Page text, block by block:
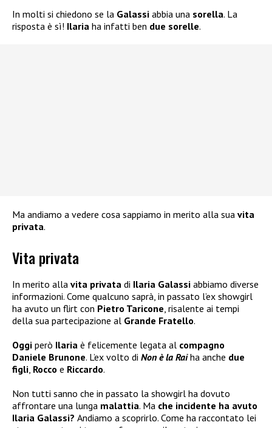
In molti si chiedono se la Galassi abbia una sorella. La
risposta è sì! Ilaria ha infatti ben due sorelle.
Ma andiamo a vedere cosa sappiamo in merito alla sua vita
privata.
Vita privata
In merito alla vita privata di Ilaria Galassi abbiamo diverse
informazioni. Come qualcuno saprà, in passato l’ex showgirl
ha avuto un flirt con Pietro Taricone , risalente ai tempi
della sua partecipazione al Grande Fratello.
Oggi però Ilaria è felicemente legata al compagno
Daniele Brunone. L’ex volto di Non è la Raiha anche due
figli Rocco e Riccardo.
Non tutti sanno che in passato la showgirl ha dovuto
affrontare una lunga malattia. Ma che incidente ha avuto
Ilaria Galassi? Andiamo a scoprirlo. Come ha raccontato lei